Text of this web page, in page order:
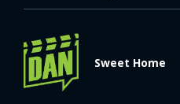
Sweet Home